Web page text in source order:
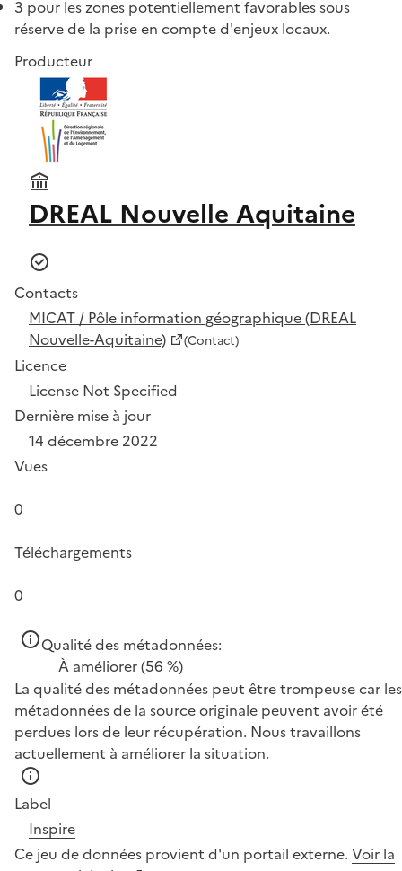
3 pour les zones potentiellement favorables sous
réserve de la prise en compte d'enjeux locaux.
Producteur
DREAL Nouvelle Aquitaine
Contacts
MICAT / Pôle information géographique (DREAL
Nouvelle-Aquitaine)
(Contact)
Licence
License Not Specified
Dernière mise à jour
14 décembre 2022
Vues
0
Téléchargements
0
Qualité des métadonnées:
À améliorer(56 %)
La qualité des métadonnées peut être trompeuse car les
métadonnées de la source originale peuvent avoir été
perdues lors de leur récupération. Nous travaillons
actuellement à améliorer la situation.
Label
Inspire
Ce jeu de données provient d'un portail externe. Voir la